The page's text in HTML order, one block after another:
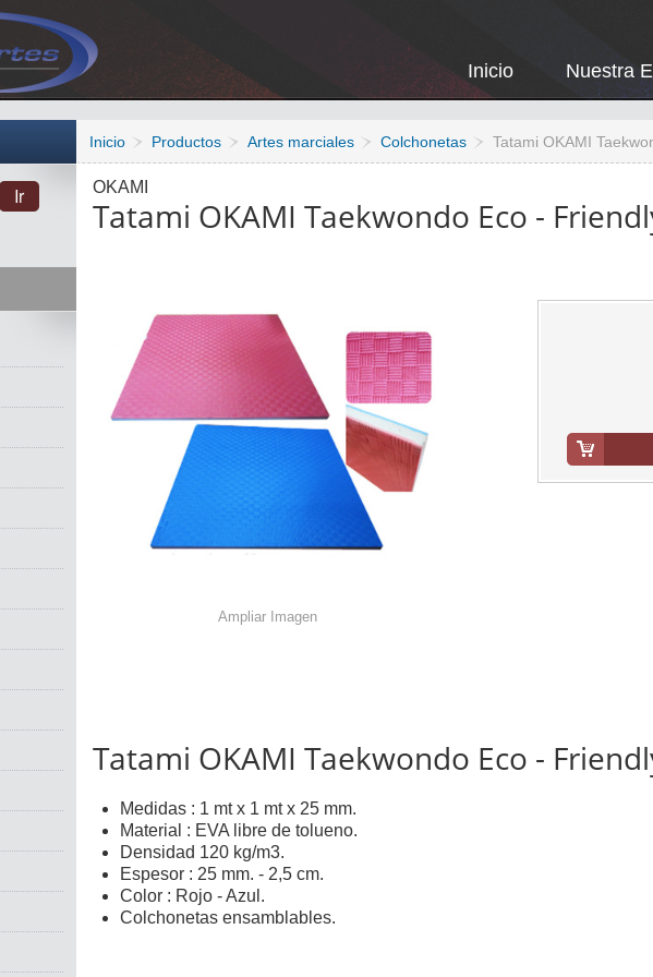
Inicio Nuestra
Inicio Productos Artes marciales Colchonetas Tatami OKAMI
OKAMI
Tatami OKAMI Taekwondo Eco -
Ampliar Imagen
Tatami OKAMI Taekwondo Eco -
Medidas : 1 mt x 1 mt x 25 mm.
Material : EVA libre de tolueno.
Densidad 120 kg/m3.
Espesor : 25 mm. - 2,5 cm.
Color : Rojo - Azul.
Colchonetas ensamblables.